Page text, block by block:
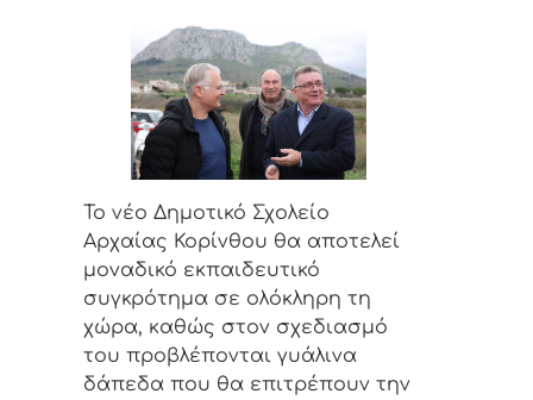
Το νέο Δημοτικό Σχολείο
Αρχαίας Κορίνθου θα αποτελεί
μοναδικό εκπαιδευτικό
συγκρότημα σε ολόκληρη τη
χώρα, καθώς στον σχεδιασμό
του προβλέπονται γυάλινα
δάπεδα που θα επιτρέπουν την